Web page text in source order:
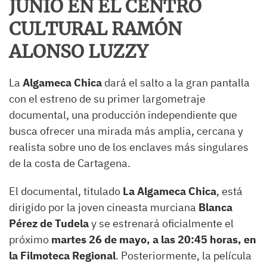
JUNIO EN EL CENTRO
CULTURAL RAMÓN
ALONSO LUZZY
La Algameca Chica dará el salto a la gran pantalla
con el estreno de su primer largometraje
documental, una producción independiente que
busca ofrecer una mirada más amplia, cercana y
realista sobre uno de los enclaves más singulares
de la costa de Cartagena.
El documental, titulado La Algameca Chica, está
dirigido por la joven cineasta murciana Blanca
Pérez de Tudelay se estrenará oficialmente el
próximo martes 26 de mayo, a las 20:45 horas, en
la Filmoteca Regional. Posteriormente, la película